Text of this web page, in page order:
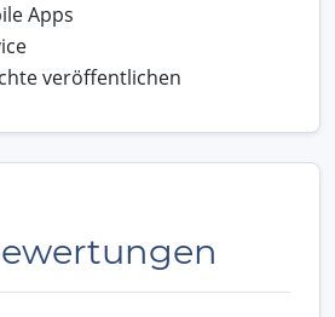
Apps
veröffentlichen